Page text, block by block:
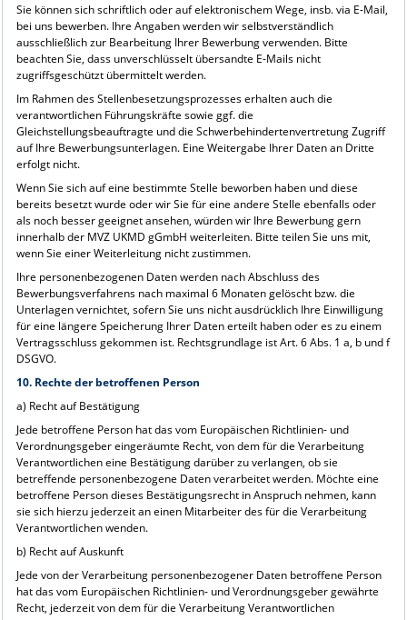
Sie können sich schriftlich oder auf elektronischem Wege, insb. via E-Mail,
bei uns bewerben. Ihre Angaben werden wir selbstverständlich
ausschließlich zur Bearbeitung Ihrer Bewerbung verwenden. Bitte
beachten Sie, dass unverschlüsselt übersandte E-Mails nicht
zugriffsgeschützt übermittelt werden.
Im Rahmen des Stellenbesetzungsprozesses erhalten auch die
verantwortlichen Führungskräfte sowie ggf. die
Gleichstellungsbeauftragte und die Schwerbehindertenvertretung Zugriff
auf Ihre Bewerbungsunterlagen. Eine Weitergabe Ihrer Daten an Dritte
erfolgt nicht.
Wenn Sie sich auf eine bestimmte Stelle beworben haben und diese
bereits besetzt wurde oder wir Sie für eine andere Stelle ebenfalls oder
als noch besser geeignet ansehen, würden wir Ihre Bewerbung gern
innerhalb der MVZ UKMD gGmbH weiterleiten. Bitte teilen Sie uns mit,
wenn Sie einer Weiterleitung nicht zustimmen.
Ihre personenbezogenen Daten werden nach Abschluss des
Bewerbungsverfahrens nach maximal 6 Monaten gelöscht bzw. die
Unterlagen vernichtet, sofern Sie uns nicht ausdrücklich Ihre Einwilligung
für eine längere Speicherung Ihrer Daten erteilt haben oder es zu einem
Vertragsschluss gekommen ist. Rechtsgrundlage ist Art. 6 Abs. 1 a, b und f
DSGVO.
10. Rechte der betroffenen Person
a) Recht auf Bestätigung
Jede betroffene Person hat das vom Europäischen Richtlinien- und
Verordnungsgeber eingeräumte Recht, von dem für die Verarbeitung
Verantwortlichen eine Bestätigung darüber zu verlangen, ob sie
betreffende personenbezogene Daten verarbeitet werden. Möchte eine
betroffene Person dieses Bestätigungsrecht in Anspruch nehmen, kann
sie sich hierzu jederzeit an einen Mitarbeiter des für die Verarbeitung
Verantwortlichen wenden.
b) Recht auf Auskunft
Jede von der Verarbeitung personenbezogener Daten betroffene Person
hat das vom Europäischen Richtlinien- und Verordnungsgeber gewährte
Recht, jederzeit von dem für die Verarbeitung Verantwortlichen